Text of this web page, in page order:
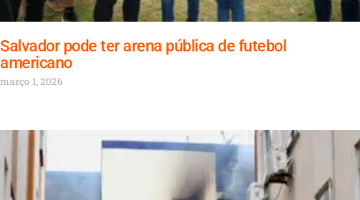
Salvador pode ter arena pública de futebol
americano
março 1, 2026